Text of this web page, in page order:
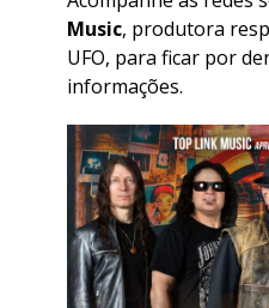
Music, produtora
UFO, para ficar por
informações.